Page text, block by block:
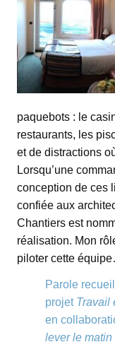
paquebots : le
restaurants, les
et de distractions
Lorsqu’une
conception de ces
confiée aux
Chantiers est
réalisation. Mon
piloter cette
Parole
projet Travail
en
lever le matin